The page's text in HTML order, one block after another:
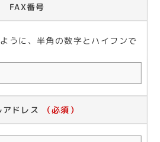
FAX番号
に、半角の数字とハイフンで
アドレス （必須）